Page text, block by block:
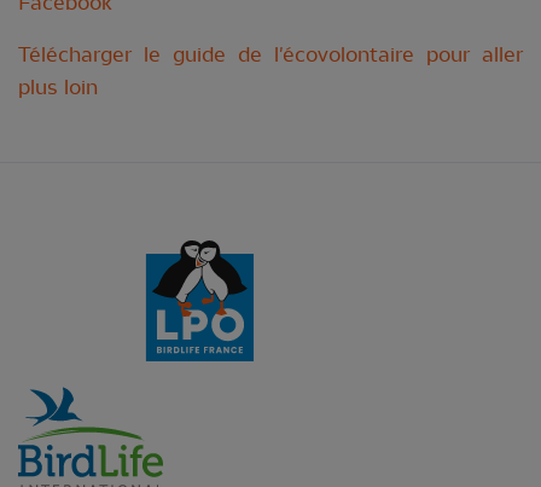
Télécharger le guide de l'écovolontaire pour aller
plus loin